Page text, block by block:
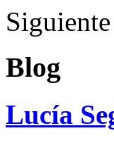
Siguiente
Blog
Lucía